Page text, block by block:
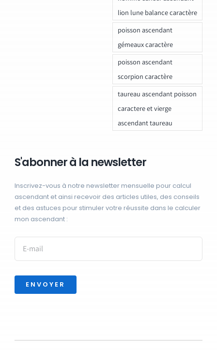
lion lune balance caractère
poisson ascendant
gémeaux caractère
poisson ascendant
scorpion caractère
taureau ascendant poisson
caractere et vierge
ascendant taureau
S'abonner à la newsletter
Inscrivez-vous à notre newsletter mensuelle pour calcul
ascendant et ainsi recevoir des articles utiles, des conseils
et des astuces pour stimuler votre réussite dans le calculer
mon ascendant :
ENVOYER